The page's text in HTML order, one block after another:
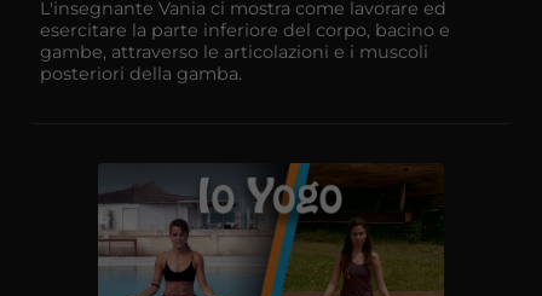
L'insegnante Vania ci mostra come lavorare ed
esercitare la parte inferiore del corpo, bacino e
gambe, attraverso le articolazioni e i muscoli
posteriori della gamba.